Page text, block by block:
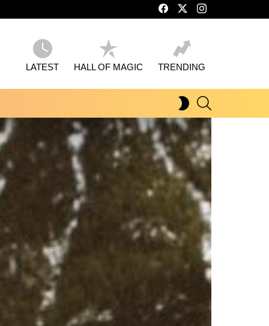
facebooktwitter
LATEST HALL OF MAGIC TRENDING
SWITCH